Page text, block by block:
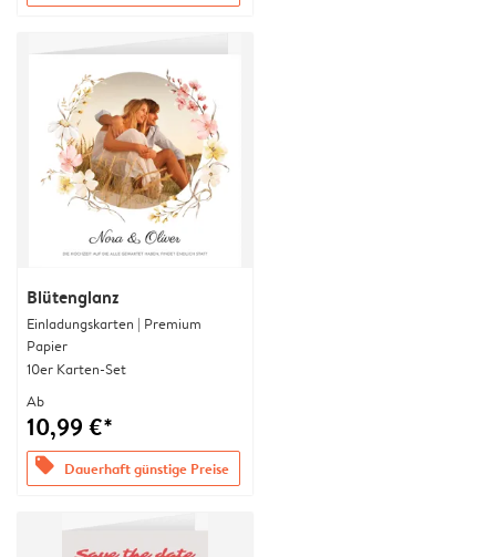
Blütenglanz
Einladungskarten | Premium
Papier
10er Karten-Set
Ab
10,99 €*
offers Dauerhaft günstige Preise